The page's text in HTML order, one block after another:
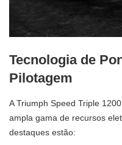
Tecnologia de
Pilotagem
A Triumph Speed Triple
ampla gama de recursos
destaques estão: